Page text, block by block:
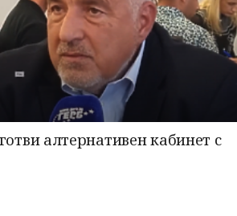
алтернативен кабинет с